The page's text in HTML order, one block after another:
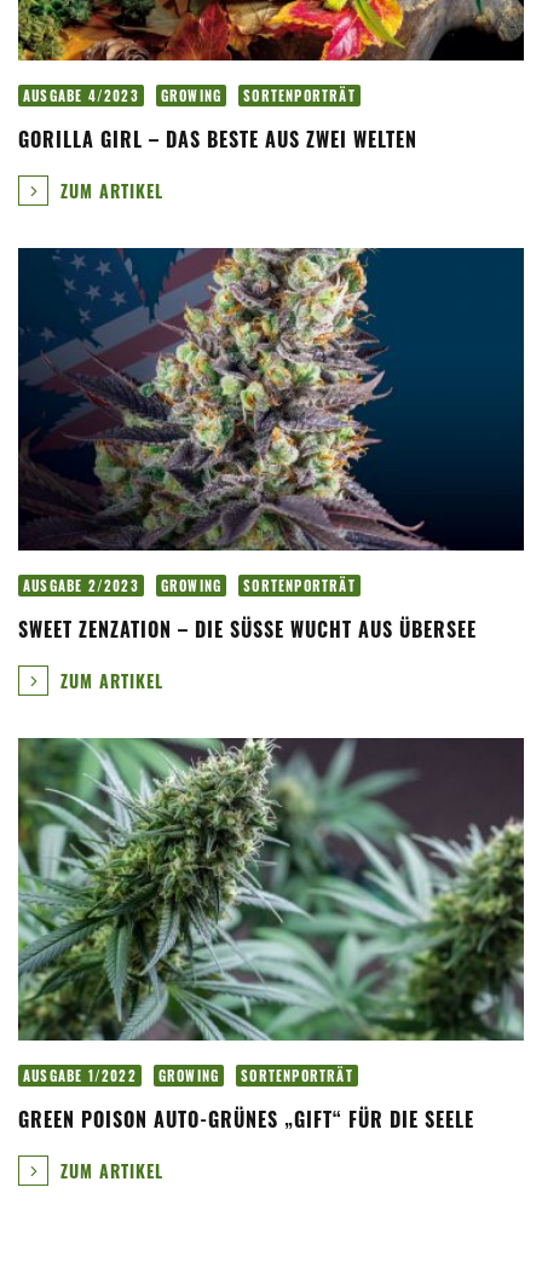
AUSGABE 4/2023 GROWING SORTENPORTRÄT
GORILLA GIRL – DAS BESTE AUS ZWEI WELTEN
ZUM ARTIKEL
AUSGABE 2/2023 GROWING SORTENPORTRÄT
SWEET ZENZATION – DIE SÜSSE WUCHT AUS ÜBERSEE
ZUM ARTIKEL
AUSGABE 1/2022 GROWING SORTENPORTRÄT
GREEN POISON AUTO-GRÜNES „GIFT“ FÜR DIE SEELE
ZUM ARTIKEL